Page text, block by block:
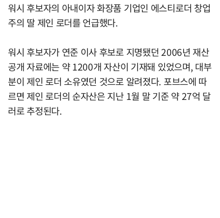
워시 후보자의 아내이자 화장품 기업인 에스티로더 창업
주의 딸 제인 로더를 언급했다.
워시 후보자가 연준 이사 후보로 지명됐던 2006년 재산
공개 자료에는 약 1200개 자산이 기재돼 있었으며, 대부
분이 제인 로더 소유였던 것으로 알려졌다. 포브스에 따
르면 제인 로더의 순자산은 지난 1월 말 기준 약 27억 달
러로 추정된다.